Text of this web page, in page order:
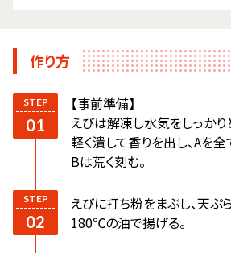
作り方
【事前準備】
えびは解凍し水気をしっかり
軽く潰して香りを出し、Aを
Bは荒く刻む。
えびに打ち粉をまぶし、天
180℃の油で揚げる。